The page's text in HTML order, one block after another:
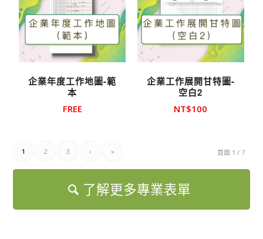
企業年度工作地圖-範
本
FREE
企業工作展開甘特圖-
空白2
NT$100
頁面 1 / 7
1 2 3 › »
了解更多專業表單